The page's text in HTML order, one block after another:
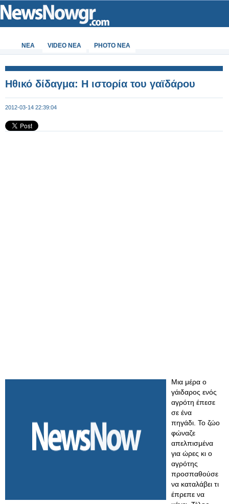
ΝΕΑ VIDEO NEA PHOTO NEA
Ηθικό δίδαγμα: Η ιστορία του γαϊδάρου
2012-03-14 22:39:04
Μια μέρα o
γάιδαρος ενός
αγρότη έπεσε
σε ένα
πηγάδι. Το ζώο
φώναζε
απελπισμένα
για ώρες κι ο
αγρότης
προσπαθούσε
να καταλάβει τι
έπρεπε να